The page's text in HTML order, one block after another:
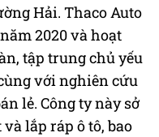
Hải. Thaco Auto
2020 và hoạt
tập trung chủ yếu
với nghiên cứu
lẻ. Công ty này sở
lắp ráp ô tô, bao